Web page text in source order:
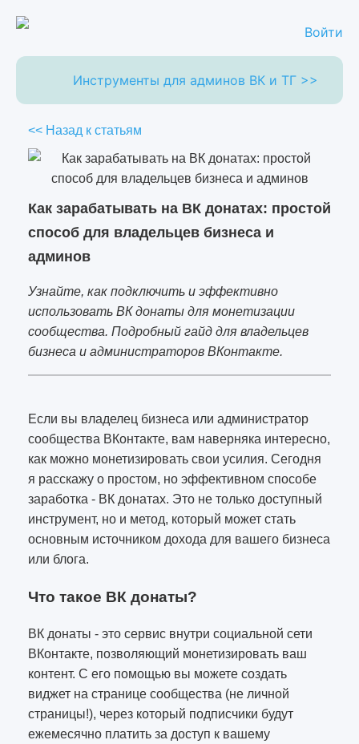
Войти
Инструменты для админов ВК и ТГ >>
<< Назад к статьям
Как зарабатывать на ВК донатах: простой
способ для владельцев бизнеса и
админов
Узнайте, как подключить и эффективно
использовать ВК донаты для монетизации
сообщества. Подробный гайд для владельцев
бизнеса и администраторов ВКонтакте.
Если вы владелец бизнеса или администратор
сообщества ВКонтакте, вам наверняка интересно,
как можно монетизировать свои усилия. Сегодня
я расскажу о простом, но эффективном способе
заработка - ВК донатах. Это не только доступный
инструмент, но и метод, который может стать
основным источником дохода для вашего бизнеса
или блога.
Что такое ВК донаты?
ВК донаты - это сервис внутри социальной сети
ВКонтакте, позволяющий монетизировать ваш
контент. С его помощью вы можете создать
виджет на странице сообщества (не личной
страницы!), через который подписчики будут
ежемесячно платить за доступ к вашему